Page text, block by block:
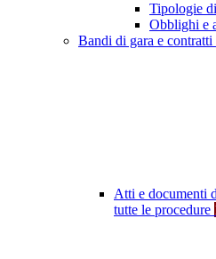
Tipologie
Obblighi e
Bandi di gara e contratti
Atti e documenti
tutte le procedure